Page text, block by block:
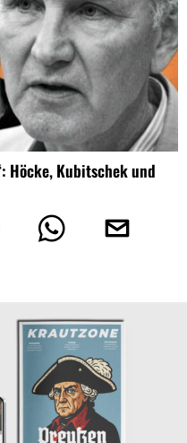
Höcke, Kubitschek und